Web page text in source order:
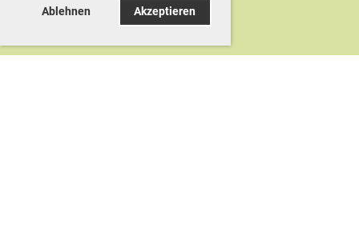
Ablehnen Akzeptieren